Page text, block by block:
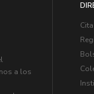
a los